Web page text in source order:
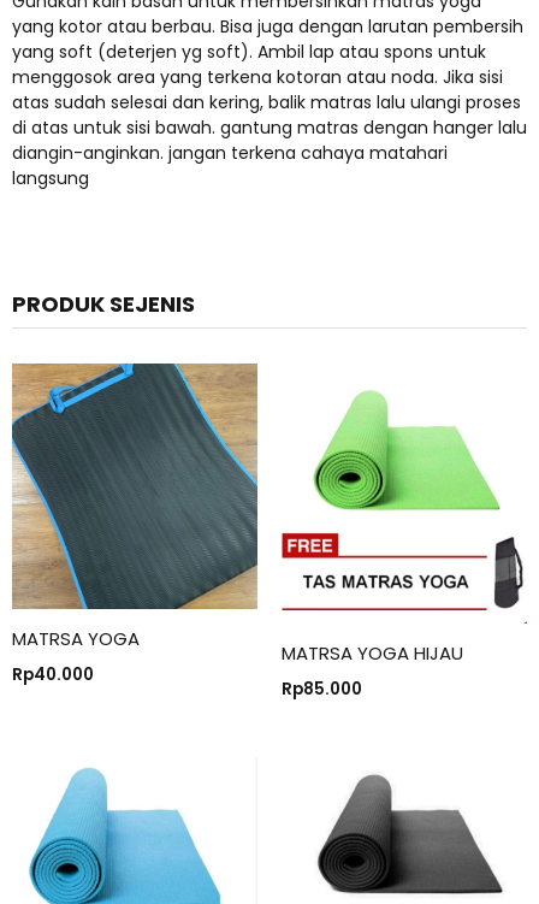
yang kotor atau berbau. Bisa juga dengan larutan pembersih
yang soft (deterjen yg soft). Ambil lap atau spons untuk
menggosok area yang terkena kotoran atau noda. Jika sisi
atas sudah selesai dan kering, balik matras lalu ulangi proses
di atas untuk sisi bawah. gantung matras dengan hanger lalu
diangin-anginkan. jangan terkena cahaya matahari
langsung
PRODUK SEJENIS
MATRSA YOGA
Rp40.000
MATRSA YOGA HIJAU
Rp85.000